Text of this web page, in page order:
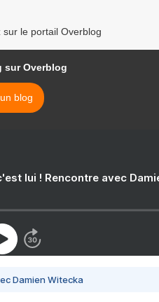
sur le portail Overblog
sur Overblog
blog
lui ! Rencontre avec
Damien Witecka